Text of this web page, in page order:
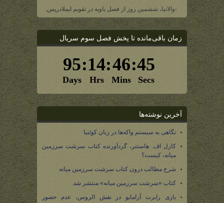
-والانیا، ششمین روز از فصل یاویه در تقویم ایملادریس.
زمان باقی‌مانده تا پخش فصل سوم سریال
آخرین نوشته‌ها
نگاهی به سیستم واکه‌ها در زبان کوئنیا
کارل اف. هاستتر، گردآورنده کتاب سرشت سرزمین
میانه، کیست؟
شرح مطالب درون کتاب سرشت سرزمین میانه
کتاب «سرشت سرزمین میانه» منتشر شد
بازی رابرت آرامایو در نقش الروس، عدم حضور